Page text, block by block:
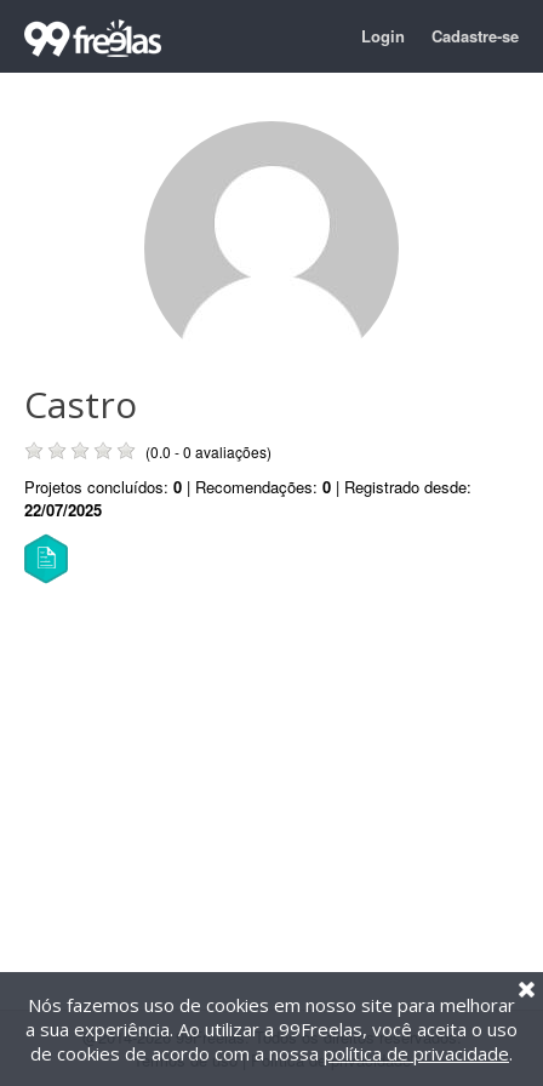
Login Cadastre-se
Castro
(0.0 - 0 avaliações)
Projetos concluídos: 0 | Recomendações: 0 | Registrado desde:
22/07/2025
@2014-2026 99Freelas. Todos os direitos reservados.
Termos de uso| Política de privacidade
Nós fazemos uso de cookies em nosso site para melhorar
a sua experiência. Ao utilizar a 99Freelas, você aceita o uso
de cookies de acordo com a nossa política de privacidade.